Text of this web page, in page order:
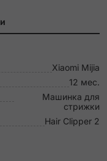
Xiaomi Mijia
12 мес.
Машинка для
стрижки
Hair Clipper 2